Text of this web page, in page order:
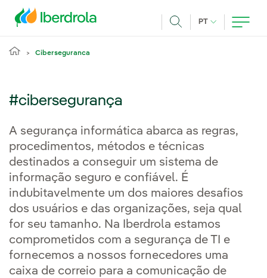
PT IDIOMA ATUAL,
Ciberseguranca
#cibersegurança
A segurança informática abarca as regras,
procedimentos, métodos e técnicas
destinados a conseguir um sistema de
informação seguro e confiável. É
indubitavelmente um dos maiores desafios
dos usuários e das organizações, seja qual
for seu tamanho. Na Iberdrola estamos
comprometidos com a segurança de TI e
fornecemos a nossos fornecedores uma
caixa de correio para a comunicação de